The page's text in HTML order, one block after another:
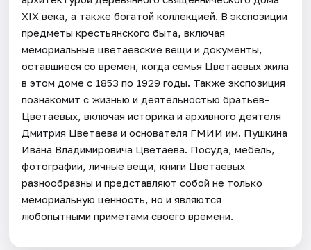
XIX века, а также богатой коллекцией. В экспозиции
предметы крестьянского быта, включая
мемориальные цветаевские вещи и документы,
оставшиеся со времен, когда семья Цветаевых жила
в этом доме с 1853 по 1929 годы. Также экспозиция
познакомит с жизнью и деятельностью братьев-
Цветаевых, включая историка и архивного деятеля
Дмитрия Цветаева и основателя ГМИИ им. Пушкина
Ивана Владимировича Цветаева. Посуда, мебель,
фотографии, личные вещи, книги Цветаевых
разнообразны и представляют собой не только
мемориальную ценность, но и являются
любопытными приметами своего времени.